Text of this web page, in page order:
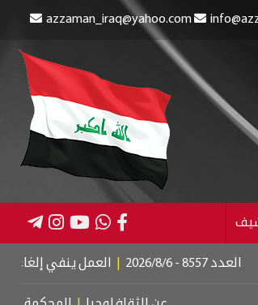
azzaman_iraq@yahoo.com
| العمل ينفي إلغاء الإعانة عن